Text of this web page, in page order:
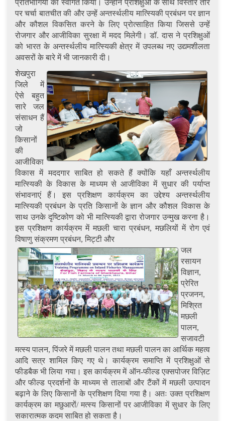
प्रतिभागियों का स्वागत किया। उन्होंने प्रशिक्षुओं के साथ विस्तार तौर
पर चर्चा बातचीत की और उन्हें अन्तर्स्थलीय मात्स्यिकी प्रबंधन पर ज्ञान
और कौशल विकसित करने के लिए प्रोत्साहित किया जिससे उन्हें
रोजगार और आजीविका सुरक्षा में मदद मिलेगी। डॉ. दास ने प्रशिक्षुओं
को भारत के अन्तर्स्थलीय मात्स्यिकी क्षेत्र में उपलब्ध नए उद्यमशीलता
अवसरों के बारे में भी जानकारी दी।
शेखपुरा
जिले में
ऐसे बहुत
सारे जल
संसाधन हैं
जो
किसानों
की
आजीविका
विकास में मददगार साबित हो सकते हैं क्योंकि यहाँ अन्तर्स्थलीय
मात्स्यिकी के विकास के माध्यम से आजीविका में सुधार की पर्याप्त
संभावनाएं हैं। इस प्रशिक्षण कार्यक्रम का उद्देश्य अन्तर्स्थलीय
मात्स्यिकी प्रबंधन के प्रति किसानों के ज्ञान और कौशल विकास के
साथ उनके दृष्टिकोण को भी मात्स्यिकी द्वारा रोजगार उन्मुख करना है।
इस प्रशिक्षण कार्यक्रम में मछली चारा प्रबंधन, मछलियों में रोग एवं
विषाणु संक्रमण प्रबंधन, मिट्टी और
जल
रसायन
विज्ञान,
प्रेरित
प्रजनन,
मिश्रित
मछली
पालन,
सजावटी
मत्स्य पालन, पिंजरे में मछली पालन तथा मछली पालन का आर्थिक महत्व
आदि सत्र शामिल किए गए थे। कार्यक्रम समाप्ति में प्रशिक्षुओं से
फीडबैक भी लिया गया। इस कार्यक्रम में ऑन-फील्ड एक्सपोजर विज़िट
और फील्ड प्रदर्शनों के माध्यम से तालाबों और टैंकों में मछली उत्पादन
बढ़ाने के लिए किसानों के प्रशिक्षण दिया गया है। अतः उक्त प्रशिक्षण
कार्यक्रम का मछुआरों/ मत्स्य किसानों पर आजीविका में सुधार के लिए
सकारात्मक कदम साबित हो सकता है।